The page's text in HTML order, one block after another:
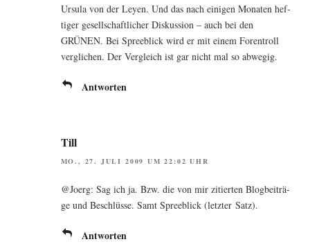
Ursu­la von der Ley­en. Und das nach eini­gen Mona­ten hef­
ti­ger gesell­schaft­li­cher Dis­kus­si­on – auch bei den
GRÜNEN. Bei Spree­blick wird er mit einem Foren­troll
ver­gli­chen. Der Ver­gleich ist gar nicht mal so abwegig.
Antworten
Till
MO., 27. JULI 2009 UM 22:02 UHR
@Joerg: Sag ich ja. Bzw. die von mir zitier­ten Blog­bei­trä­
ge und Beschlüs­se. Samt Spree­blick (letz­ter Satz).
Antworten